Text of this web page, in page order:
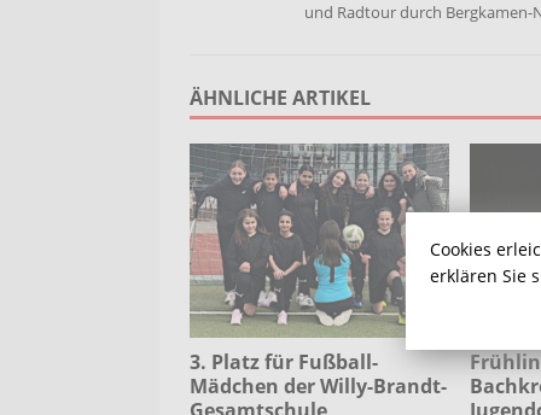
und Radtour durch Bergkamen-
ÄHNLICHE ARTIKEL
3. Platz für Fußball-
Mädchen der Willy-Brandt-
Cookies
erklären Sie